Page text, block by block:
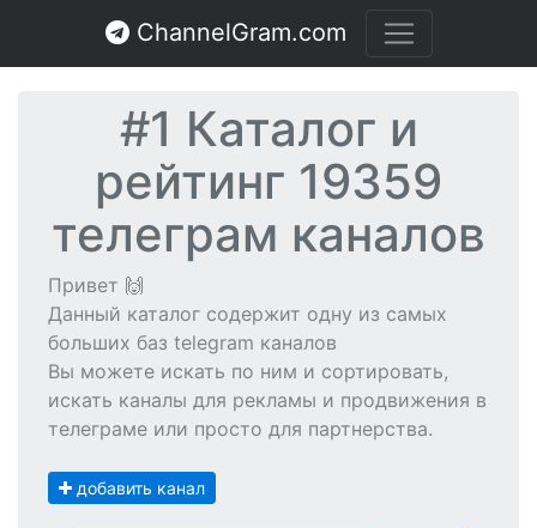
ChannelGram.com
#1 Каталог и
рейтинг 19359
телеграм каналов
Привет 🙌
Данный каталог содержит одну из самых
больших баз telegram каналов
Вы можете искать по ним и сортировать,
искать каналы для рекламы и продвижения в
телеграме или просто для партнерства.
добавить канал